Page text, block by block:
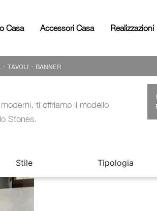
Casa Accessori Casa Realizzazioni
- TAVOLI - BANNER
ti offriamo il modello
Stones.
Stile Tipologia